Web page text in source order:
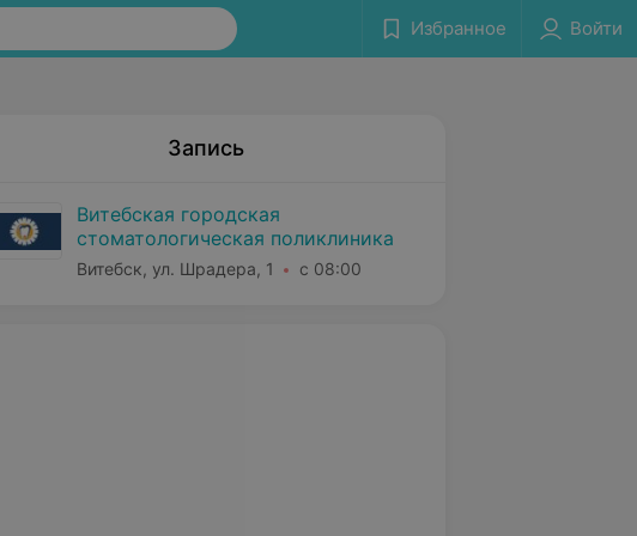
Избранное Войти
Запись
Витебская городская
стоматологическая поликлиника
Витебск, ул. Шрадера, 1 с 08:00